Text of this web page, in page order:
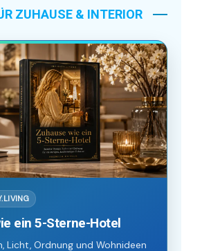
ZUHAUSE & INTERIOR
ein 5-Sterne-Hotel
Licht, Ordnung und Wohnideen